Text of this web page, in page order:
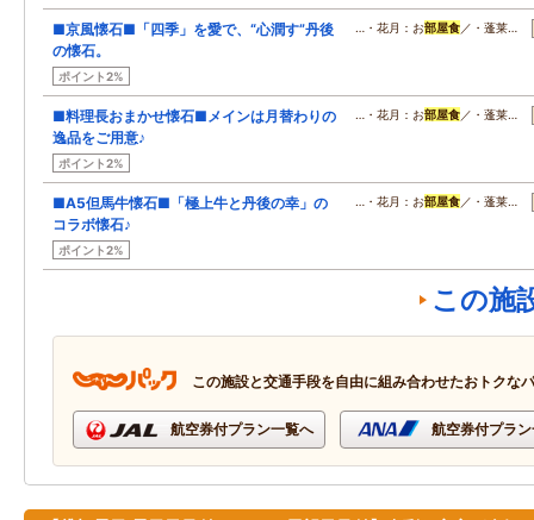
■京風懐石■「四季」を愛で、“心潤す”丹後
の懐石。
ポイント2%
…・花月：お部屋食／・蓬莱…
■料理長おまかせ懐石■メインは月替わりの
逸品をご用意♪
ポイント2%
…・花月：お部屋食／・蓬莱…
■A5但馬牛懐石■「極上牛と丹後の幸」の
コラボ懐石♪
ポイント2%
…・花月：お部屋食／・蓬莱…
この施
この施設と交通手段を自由に組み合わせたおトクな
航空券付プラン一覧へ 航空券付プラ